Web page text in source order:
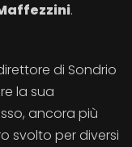
.
di Sondrio
la sua
ancora più
svolto per diversi